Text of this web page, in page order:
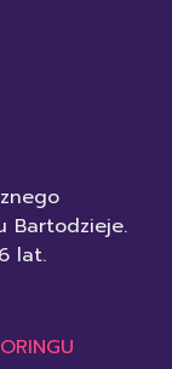
Bartodzieje.
lat.